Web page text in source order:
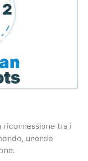
tra i
unendo